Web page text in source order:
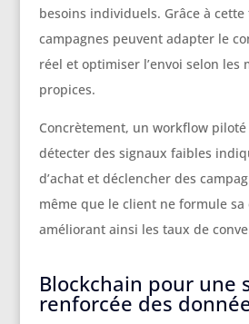
besoins individuels. Grâce à
campagnes peuvent adapter le
réel et optimiser l’envoi selon les
propices.
Concrètement, un workflow
détecter des signaux faibles
d’achat et déclencher des
même que le client ne formule sa
améliorant ainsi les taux de
Blockchain pour une
renforcée des